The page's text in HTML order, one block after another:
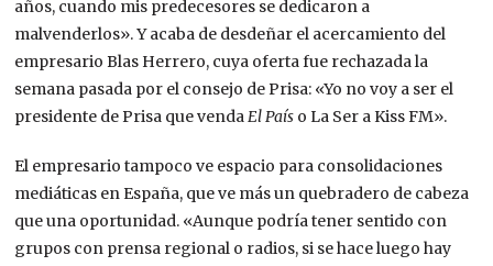
años, cuando mis predecesores se dedicaron a
malvenderlos». Y acaba de desdeñar el acercamiento del
empresario Blas Herrero, cuya oferta fue rechazada la
semana pasada por el consejo de Prisa: «Yo no voy a ser el
presidente de Prisa que vendaEl País o La Ser a Kiss FM».
El empresario tampoco ve espacio para consolidaciones
mediáticas en España, que ve más un quebradero de cabeza
que una oportunidad. «Aunque podría tener sentido con
grupos con prensa regional o radios, si se hace luego hay